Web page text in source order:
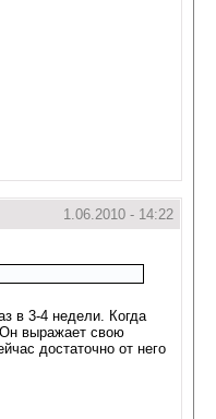
1.06.2010 - 14:22
в 3-4 недели. Когда
выражает свою
достаточно от него